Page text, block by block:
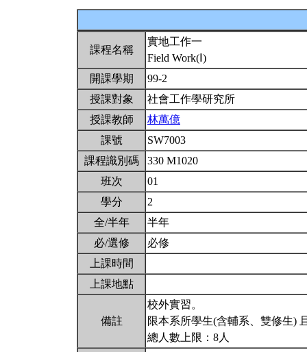
課程名稱
實地工作一
Field Work(Ⅰ)
開課學期
99-2
授課對象
社會工作學研究所
授課教師
林萬億
課號
SW7003
課程識別碼
330 M1020
班次
01
學分
2
全/半年
半年
必/選修
必修
上課時間
上課地點
備註
校外實習。
限本系所學生(含輔系、雙修生)
總人數上限：8人